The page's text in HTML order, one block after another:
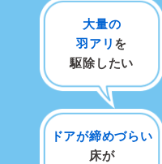
大量の
羽アリ を
駆除したい
ドアが締めづらい
床が